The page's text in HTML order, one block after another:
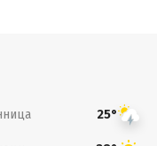
25°